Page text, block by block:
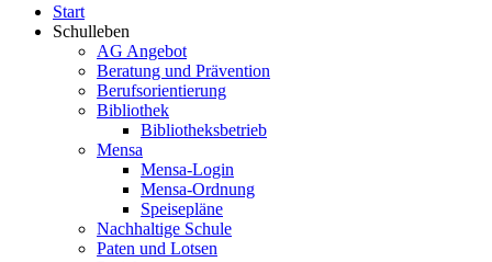
Start
Schulleben
AG Angebot
Beratung und Prävention
Berufsorientierung
Bibliothek
Bibliotheksbetrieb
Mensa
Mensa-Login
Mensa-Ordnung
Speisepläne
Nachhaltige Schule
Paten und Lotsen